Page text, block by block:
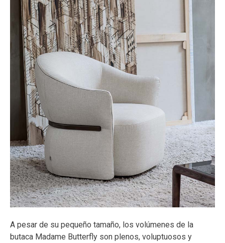
A pesar de su pequeño tamaño, los volúmenes de la
butaca Madame Butterfly son plenos, voluptuosos y